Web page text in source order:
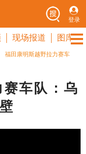
登录
现场报道 图库
福田康明斯越野拉力赛车
车队：乌